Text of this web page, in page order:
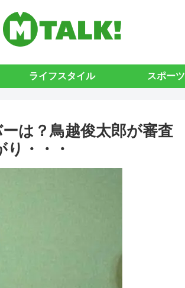
ライフスタイル スポーツ
は？鳥越俊太郎が審査
・・・